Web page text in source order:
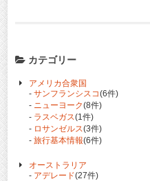
カテゴリー
アメリカ合衆国
- サンフランシスコ(6件)
- ニューヨーク(8件)
- ラスベガス(1件)
- ロサンゼルス(3件)
- 旅行基本情報(6件)
オーストラリア
- アデレード(27件)